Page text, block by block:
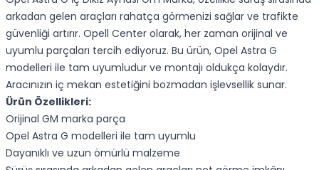
arkadan gelen araçları rahatça görmenizi sağlar ve trafikte
güvenliği artırır. Opell Center olarak, her zaman orijinal ve
uyumlu parçaları tercih ediyoruz. Bu ürün, Opel Astra G
modelleri ile tam uyumludur ve montajı oldukça kolaydır.
Aracınızın iç mekan estetiğini bozmadan işlevsellik sunar.
Ürün Özellikleri:
Orijinal GM marka parça
Opel Astra G modelleri ile tam uyumlu
Dayanıklı ve uzun ömürlü malzeme